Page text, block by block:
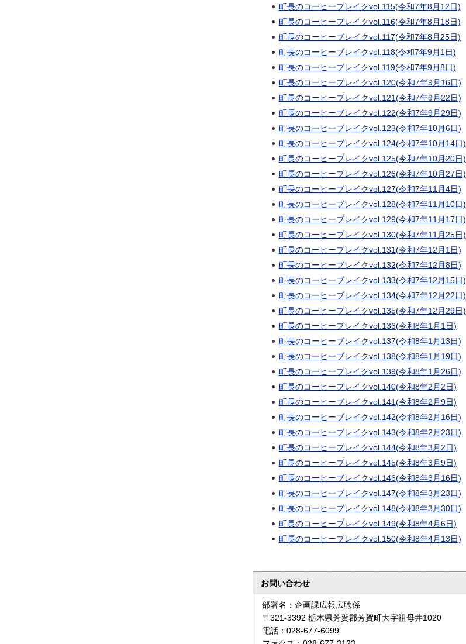
町長のコーヒーブレイクvol.115(令和7年8月12日)
町長のコーヒーブレイクvol.116(令和7年8月18日)
町長のコーヒーブレイクvol.117(令和7年8月25日)
町長のコーヒーブレイクvol.118(令和7年9月1日)
町長のコーヒーブレイクvol.119(令和7年9月8日)
町長のコーヒーブレイクvol.120(令和7年9月16日)
町長のコーヒーブレイクvol.121(令和7年9月22日)
町長のコーヒーブレイクvol.122(令和7年9月29日)
町長のコーヒーブレイクvol.123(令和7年10月6日)
町長のコーヒーブレイクvol.124(令和7年10月14日)
町長のコーヒーブレイクvol.125(令和7年10月20日)
町長のコーヒーブレイクvol.126(令和7年10月27日)
町長のコーヒーブレイクvol.127(令和7年11月4日)
町長のコーヒーブレイクvol.128(令和7年11月10日)
町長のコーヒーブレイクvol.129(令和7年11月17日)
町長のコーヒーブレイクvol.130(令和7年11月25日)
町長のコーヒーブレイクvol.131(令和7年12月1日)
町長のコーヒーブレイクvol.132(令和7年12月8日)
町長のコーヒーブレイクvol.133(令和7年12月15日)
町長のコーヒーブレイクvol.134(令和7年12月22日)
町長のコーヒーブレイクvol.135(令和7年12月29日)
町長のコーヒーブレイクvol.136(令和8年1月1日)
町長のコーヒーブレイクvol.137(令和8年1月13日)
町長のコーヒーブレイクvol.138(令和8年1月19日)
町長のコーヒーブレイクvol.139(令和8年1月26日)
町長のコーヒーブレイクvol.140(令和8年2月2日)
町長のコーヒーブレイクvol.141(令和8年2月9日)
町長のコーヒーブレイクvol.142(令和8年2月16日)
町長のコーヒーブレイクvol.143(令和8年2月23日)
町長のコーヒーブレイクvol.144(令和8年3月2日)
町長のコーヒーブレイクvol.145(令和8年3月9日)
町長のコーヒーブレイクvol.146(令和8年3月16日)
町長のコーヒーブレイクvol.147(令和8年3月23日)
町長のコーヒーブレイクvol.148(令和8年3月30日)
町長のコーヒーブレイクvol.149(令和8年4月6日)
町長のコーヒーブレイクvol.150(令和8年4月13日)
お問い合わせ
部署名：企画課広報広聴係
〒321-3392 栃木県芳賀郡芳賀町大字祖母井1020
電話：028-677-6099